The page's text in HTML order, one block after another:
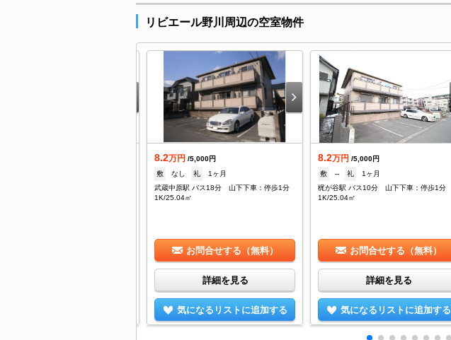
リビエール野川周辺の空室物件
8.2万円 /5,000円
敷
なし 礼
1ヶ月
武蔵中原駅 バス18分 山下下車：停歩1分
1K/25.04㎡
お問合せする（無料）
詳細を見る
気になるリストに追加する
8.2万円 /5,000円
敷
-- 礼
1ヶ月
梶が谷駅 バス10分 山下下車：停歩1分
1K/25.04㎡
お問合せする（無料）
詳細を見る
気になるリストに追加する